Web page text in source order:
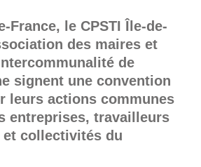
France, le CPSTI Île-de-
des maires et
de
signent une convention
leurs actions communes
entreprises, travailleurs
et collectivités du